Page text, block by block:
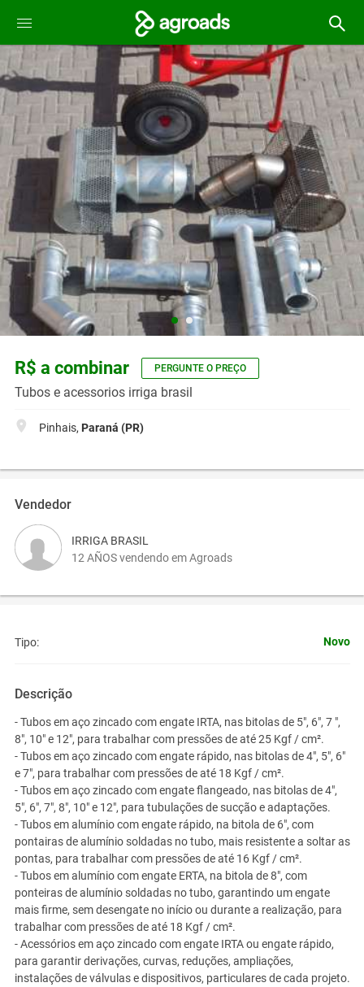
R$ a combinar PERGUNTE O PREÇO
Tubos e acessorios irriga brasil
Pinhais, Paraná (PR)
Vendedor
IRRIGA BRASIL
12 AÑOS vendendo em Agroads
Tipo: Novo
Descrição
- Tubos em aço zincado com engate IRTA, nas bitolas de 5", 6", 7 ",
8", 10" e 12", para trabalhar com pressões de até 25 Kgf / cm².
- Tubos em aço zincado com engate rápido, nas bitolas de 4", 5", 6"
e 7", para trabalhar com pressões de até 18 Kgf / cm².
- Tubos em aço zincado com engate flangeado, nas bitolas de 4",
5", 6", 7", 8", 10" e 12", para tubulações de sucção e adaptações.
- Tubos em alumínio com engate rápido, na bitola de 6", com
pontairas de alumínio soldadas no tubo, mais resistente a soltar as
pontas, para trabalhar com pressões de até 16 Kgf / cm².
- Tubos em alumínio com engate ERTA, na bitola de 8", com
ponteiras de alumínio soldadas no tubo, garantindo um engate
mais firme, sem desengate no início ou durante a realização, para
trabalhar com pressões de até 18 Kgf / cm².
- Acessórios em aço zincado com engate IRTA ou engate rápido,
para garantir derivações, curvas, reduções, ampliações,
instalações de válvulas e dispositivos, particulares de cada projeto.